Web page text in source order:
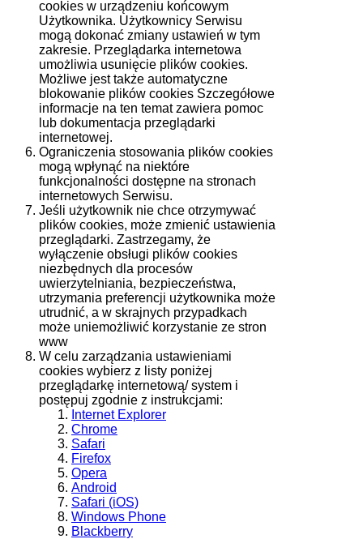
cookies w urządzeniu końcowym
Użytkownika. Użytkownicy Serwisu
mogą dokonać zmiany ustawień w tym
zakresie. Przeglądarka internetowa
umożliwia usunięcie plików cookies.
Możliwe jest także automatyczne
blokowanie plików cookies Szczegółowe
informacje na ten temat zawiera pomoc
lub dokumentacja przeglądarki
internetowej.
Ograniczenia stosowania plików cookies
mogą wpłynąć na niektóre
funkcjonalności dostępne na stronach
internetowych Serwisu.
Jeśli użytkownik nie chce otrzymywać
plików cookies, może zmienić ustawienia
przeglądarki. Zastrzegamy, że
wyłączenie obsługi plików cookies
niezbędnych dla procesów
uwierzytelniania, bezpieczeństwa,
utrzymania preferencji użytkownika może
utrudnić, a w skrajnych przypadkach
może uniemożliwić korzystanie ze stron
www
W celu zarządzania ustawieniami
cookies wybierz z listy poniżej
przeglądarkę internetową/ system i
postępuj zgodnie z instrukcjami:
Internet Explorer
Chrome
Safari
Firefox
Opera
Android
Safari (iOS)
Windows Phone
Blackberry